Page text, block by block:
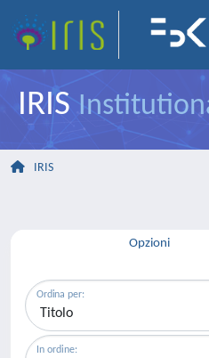
IRIS
IRIS
Opzioni
Ordina per:
In ordine: